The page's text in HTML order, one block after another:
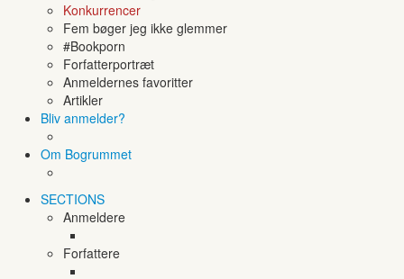
Konkurrencer
Fem bøger jeg ikke glemmer
#Bookporn
Forfatterportræt
Anmeldernes favoritter
Artikler
Bliv anmelder?
Om Bogrummet
SECTIONS
Anmeldere
Forfattere